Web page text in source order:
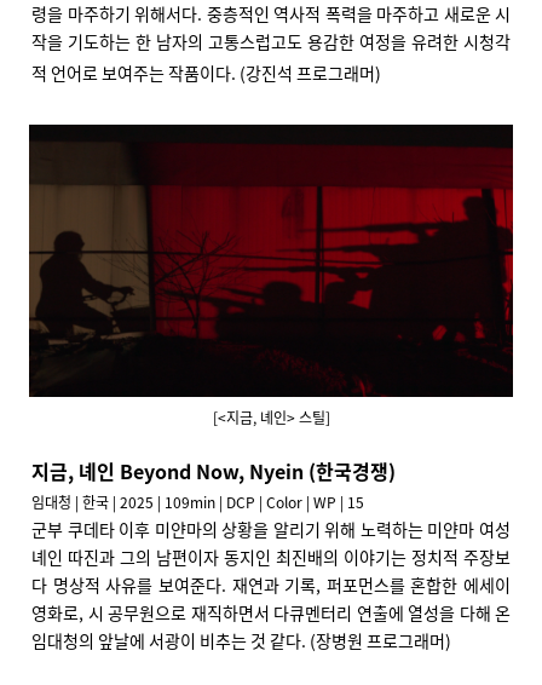
령을 마주하기 위해서다. 중층적인 역사적 폭력을 마주하고 새로운 시
작을 기도하는 한 남자의 고통스럽고도 용감한 여정을 유려한 시청각
적 언어로 보여주는 작품이다. (강진석 프로그래머)
[<지금, 녜인> 스틸]
지금, 녜인 Beyond Now, Nyein (한국경쟁)
임대청 | 한국 | 2025 | 109min | DCP | Color | WP | 15
군부 쿠데타 이후 미얀마의 상황을 알리기 위해 노력하는 미얀마 여성
녜인 따진과 그의 남편이자 동지인 최진배의 이야기는 정치적 주장보
다 명상적 사유를 보여준다. 재연과 기록, 퍼포먼스를 혼합한 에세이
영화로, 시 공무원으로 재직하면서 다큐멘터리 연출에 열성을 다해 온
임대청의 앞날에 서광이 비추는 것 같다. (장병원 프로그래머)